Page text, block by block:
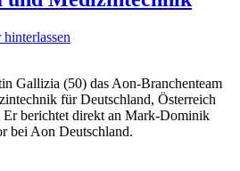
Gallizia (50) das Aon-Branchenteam
für Deutschland, Österreich
berichtet direkt an Mark-Dominik
bei Aon Deutschland.